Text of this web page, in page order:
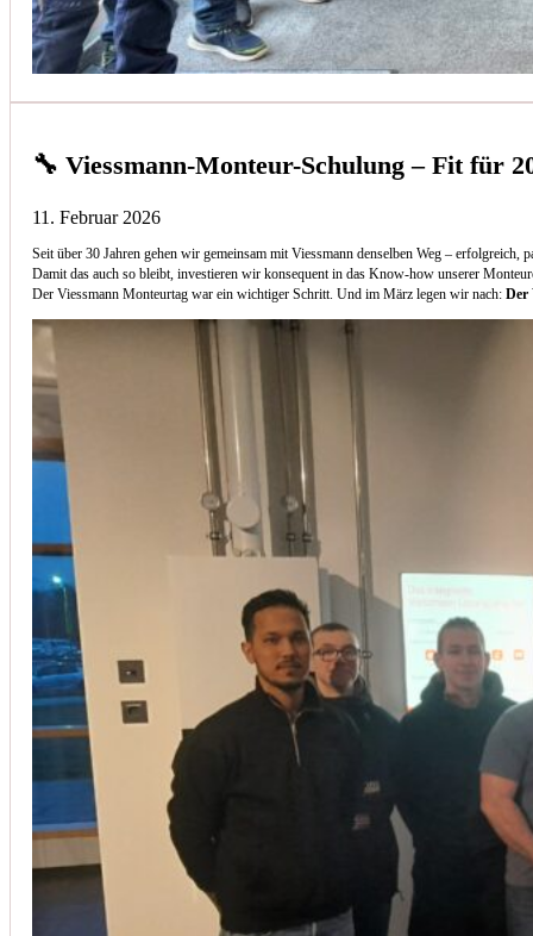
🔧 Viessmann-Monteur-Schulung – Fit für
11. Februar 2026
Seit über 30 Jahren gehen wir gemeinsam mit Viessmann denselben Weg – erfolgreich,
Damit das auch so bleibt, investieren wir konsequent in das Know-how unserer
Der Viessmann Monteurtag war ein wichtiger Schritt. Und im März legen wir nach:Der
Installation von Klimaanlagen
SERVICE
Wir legen großen Wert auf Qualität und
Kundenzufriedenheit. Bei der Installation von
Klimaanlagen verwenden wir nur hochwertige
Produkte führender Hersteller und gewährleisten,
dass jede Installation nicht nur effizient, sondern
auch energieeinsparend ist.